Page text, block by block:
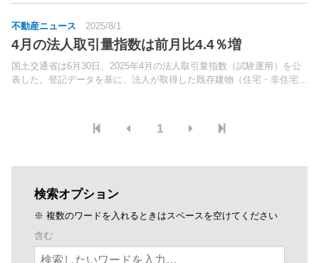
不動産ニュース 2025/8/1
4月の法人取引量指数は前月比4.4％増
国土交通省は6月30日、2025年4月の法人取引量指数（試験運用）を公
表した。登記データを基に、法人が取得した既存建物（住宅・非住宅）
1
検索オプション
※ 複数のワードを入れるときはスペースを空けてください
含む